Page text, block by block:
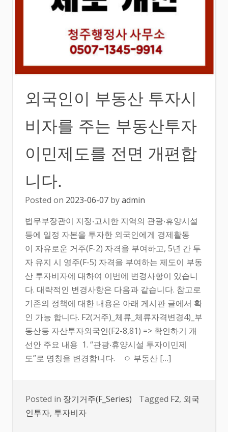
외국인이 부동산 투자시
비자를 주는 부동산투자
이민제도를 전면 개편합
니다.
Posted on 2023-06-07 byadmin
법무부장관이 지정‧고시한 지역의 관광‧휴양시설
등에 일정 자본을 투자한 외국인에게 경제활동
이 자유로운 거주(F-2) 자격을 부여하고, 5년 간 투
자 유지 시 영주(F-5) 자격을 부여하는 제도이 부동
산 투자비자에 대하여 이번에 변경사항이 있습니
다. 대략적인 변경사항은 다음과 같습니다. 참고로
기존의 정책에 대한 내용은 아래 게시판 글에서 확
인 가능 합니다. F2(거주)_체류_체류자격변경4)_부
동산등 자산투자외국인(F2-8,81) => 확인하기 개
선안 주요 내용 1. “관광‧휴양시설 투자이민제
도”로 명칭을 변경합니다. ㅇ 부동산 […]
Posted in 장기거주(F_Series) Tagged F2, 외국
인투자, 투자비자